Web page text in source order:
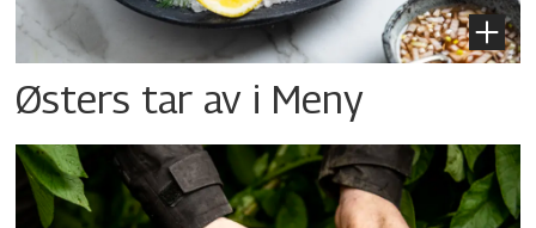
Østers tar av i Meny